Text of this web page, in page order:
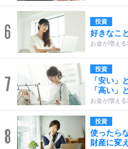
6 投資
好きなこ
お金が増え
7
投資
「安い」
「高い」
お金が増え
8
投資
使ったら
財産に変